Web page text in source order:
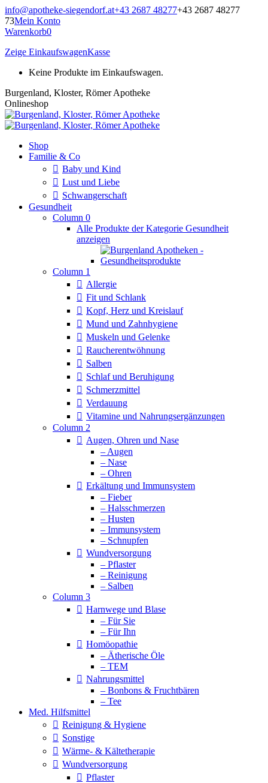
Zum
Inhalt
springen
info@apotheke-siegendorf.at+43 2687 48277+43 2687 48277
73Mein Konto
Warenkorb0
Zeige EinkaufswagenKasse
Keine Produkte im Einkaufswagen.
Burgenland, Kloster, Römer Apotheke
Onlineshop
Shop
Familie & Co
Baby und Kind
Lust und Liebe
Schwangerschaft
Gesundheit
Column 0
Alle Produkte der Kategorie Gesundheit
anzeigen
Column 1
Allergie
Fit und Schlank
Kopf, Herz und Kreislauf
Mund und Zahnhygiene
Muskeln und Gelenke
Raucherentwöhnung
Salben
Schlaf und Beruhigung
Schmerzmittel
Verdauung
Vitamine und Nahrungsergänzungen
Column 2
Augen, Ohren und Nase
– Augen
– Nase
– Ohren
Erkältung und Immunsystem
– Fieber
– Halsschmerzen
– Husten
– Immunsystem
– Schnupfen
Wundversorgung
– Pflaster
– Reinigung
– Salben
Column 3
Harnwege und Blase
– Für Sie
– Für Ihn
Homöopathie
– Ätherische Öle
– TEM
Nahrungsmittel
– Bonbons & Fruchtbären
– Tee
Med. Hilfsmittel
Reinigung & Hygiene
Sonstige
Wärme- & Kältetherapie
Wundversorgung
Pflaster